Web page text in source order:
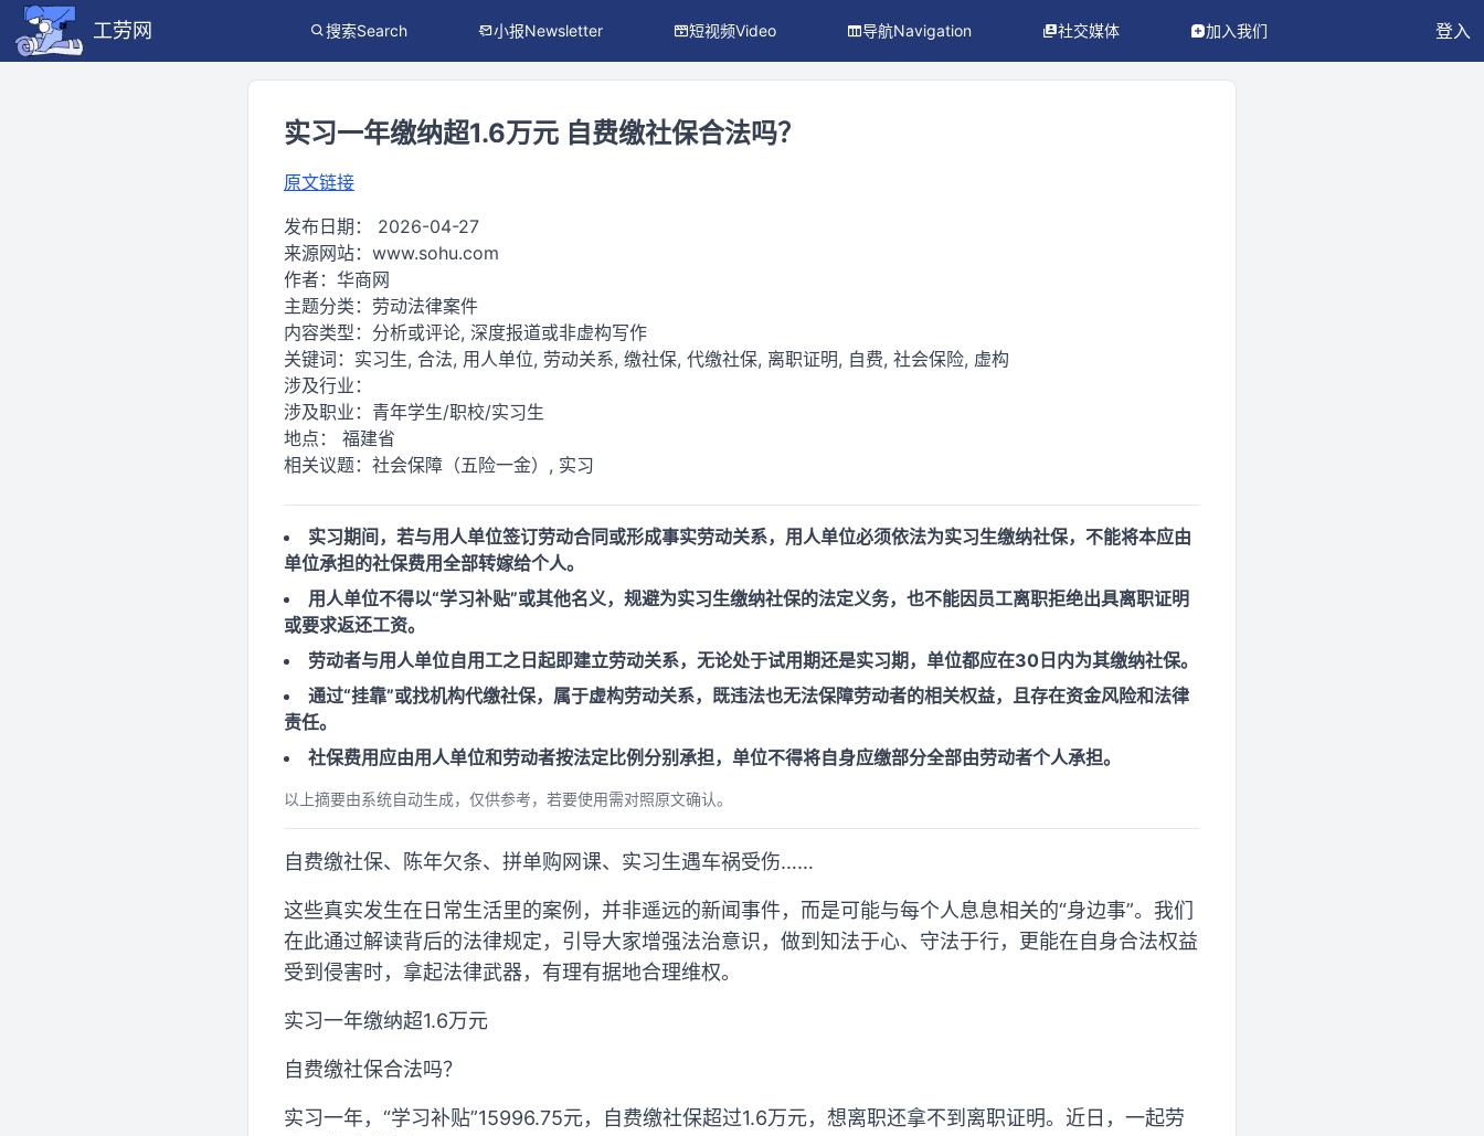
工劳网 搜索Search 小报Newsletter 短视频Video 导航Navigation 社交媒体 加入我们 登入
实习一年缴纳超1.6万元 自费缴社保合法吗？
原文链接
发布日期： 2026-04-27
来源网站： www.sohu.com
作者： 华商网
主题分类： 劳动法律案件
内容类型： 分析或评论, 深度报道或非虚构写作
关键词： 实习生, 合法, 用人单位, 劳动关系, 缴社保, 代缴社保, 离职证明, 自费, 社会保险, 虚构
涉及行业：
涉及职业： 青年学生/职校/实习生
地点： 福建省
相关议题： 社会保障（五险一金）, 实习
实习期间，若与用人单位签订劳动合同或形成事实劳动关系，用人单位必须依法为实习生缴纳社保，不能将本应由
单位承担的社保费用全部转嫁给个人。
用人单位不得以“学习补贴”或其他名义，规避为实习生缴纳社保的法定义务，也不能因员工离职拒绝出具离职证明
或要求返还工资。
劳动者与用人单位自用工之日起即建立劳动关系，无论处于试用期还是实习期，单位都应在30日内为其缴纳社保。
通过“挂靠”或找机构代缴社保，属于虚构劳动关系，既违法也无法保障劳动者的相关权益，且存在资金风险和法律
责任。
社保费用应由用人单位和劳动者按法定比例分别承担，单位不得将自身应缴部分全部由劳动者个人承担。
以上摘要由系统自动生成，仅供参考，若要使用需对照原文确认。
自费缴社保、陈年欠条、拼单购网课、实习生遇车祸受伤……
这些真实发生在日常生活里的案例，并非遥远的新闻事件，而是可能与每个人息息相关的“身边事”。我们
在此通过解读背后的法律规定，引导大家增强法治意识，做到知法于心、守法于行，更能在自身合法权益
受到侵害时，拿起法律武器，有理有据地合理维权。
实习一年缴纳超1.6万元
自费缴社保合法吗？
实习一年，“学习补贴”15996.75元，自费缴社保超过1.6万元，想离职还拿不到离职证明。近日，一起劳